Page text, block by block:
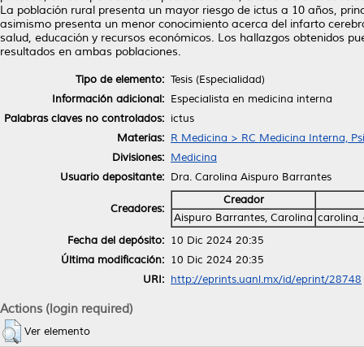
La población rural presenta un mayor riesgo de ictus a 10 años,
asimismo presenta un menor conocimiento acerca del infarto
salud, educación y recursos económicos. Los hallazgos obtenidos
resultados en ambas poblaciones.
Tipo de elemento: Tesis (Especialidad)
Información adicional: Especialista en medicina interna
Palabras claves no controlados: ictus
Materias: R Medicina > RC Medicina Interna,
Divisiones: Medicina
Usuario depositante: Dra. Carolina Aispuro Barrantes
Creadores:
Creador
Aispuro Barrantes, Carolina
Fecha del depósito: 10 Dic 2024 20:35
Última modificación: 10 Dic 2024 20:35
URI: http://eprints.uanl.mx/id/eprint/28748
Actions (login required)
Ver elemento